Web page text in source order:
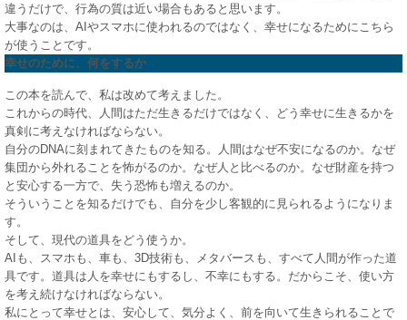
違うだけで、行為の質は近い場合もあると思います。
大事なのは、AIやスマホに使われるのではなく、幸せになるためにこちら
が使うことです。
幸せのために、何をするか
この本を読んで、私は改めて考えました。
これからの時代、人間はただ生きるだけではなく、どう幸せに生きるかを
真剣に考えなければならない。
自分のDNAに刻まれてきたものを知る。人間はなぜ不安になるのか。なぜ
集団から外れることを怖がるのか。なぜ人と比べるのか。なぜ財産を持つ
と安心する一方で、失う恐怖も増えるのか。
そういうことを知るだけでも、自分を少し客観的に見られるようになりま
す。
そして、現代の道具をどう使うか。
AIも、スマホも、車も、3D技術も、メタバースも、すべて人間が作った道
具です。道具は人を幸せにもするし、不幸にもする。だからこそ、使い方
を考え続けなければならない。
私にとって幸せとは、安心して、気分よく、前を向いて生きられることで